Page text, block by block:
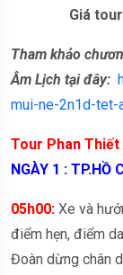
Giá
Tham khảo
Âm Lịch tại đây:
mui-ne-2n1d-
Tour Phan
NGÀY 1 :
05h00: Xe và
điểm hẹn, điểm
Đoàn dừng chân